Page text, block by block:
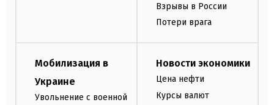
Взрывы в России
Потери врага
Мобилизация в
Украине
Увольнение с военной
Новости экономики
Цена нефти
Курсы валют